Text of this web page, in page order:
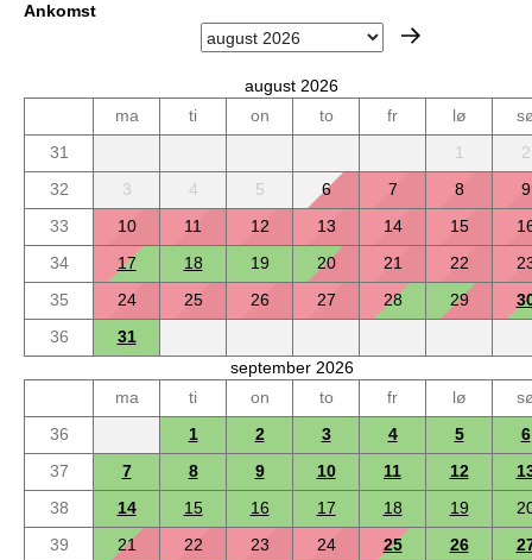
Ankomst
august 2026
ma
ti on to fr lø
31
1
2
32
3 4 5 6 7 8
9
33
10 11 12 13 14 15
34
17 18 19 20 21 22
35
24 25 26 27 28 29
36
31
september 2026
ma
ti on to fr lø
36
1 2 3 4 5
6
37
7 8 9 10 11 12
38
14 15 16 17 18 19
39
21 22 23 24 25 26